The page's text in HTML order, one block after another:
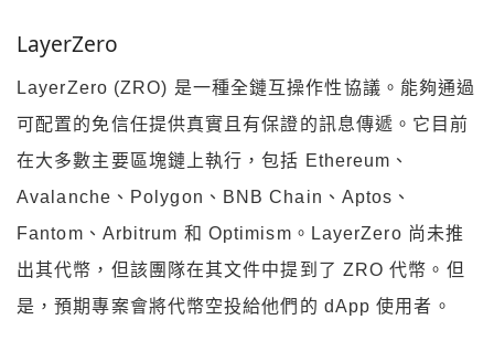
LayerZero
LayerZero (ZRO) 是一種全鏈互操作性協議。能夠通過
可配置的免信任提供真實且有保證的訊息傳遞。它目前
在大多數主要區塊鏈上執行，包括 Ethereum、
Avalanche、Polygon、BNB Chain、Aptos、
Fantom、Arbitrum 和 Optimism。LayerZero 尚未推
出其代幣，但該團隊在其文件中提到了 ZRO 代幣。但
是，預期專案會將代幣空投給他們的 dApp 使用者。